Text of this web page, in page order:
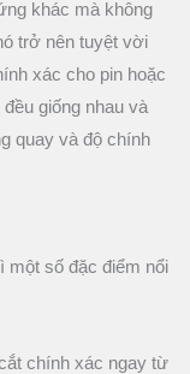
khác mà không
trở nên tuyệt vời
xác cho pin hoặc
giống nhau và
quay và độ chính
một số đặc điểm nổi
chính xác ngay từ